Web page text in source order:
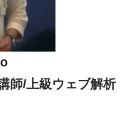
師/上級ウェブ解析